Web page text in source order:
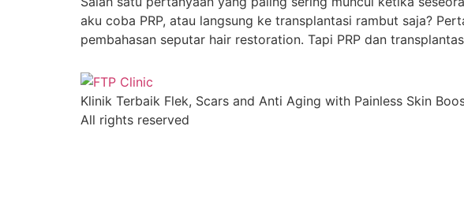
aku coba PRP, atau langsung ke transplantasi rambut saja?
pembahasan seputar hair restoration. Tapi PRP dan
Klinik Terbaik Flek, Scars and Anti Aging with Painless Skin
All rights reserved